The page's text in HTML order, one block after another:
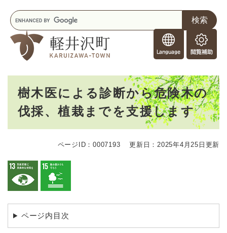
o
r
e
i
g
n
閲
覧
助
キ
ー
ワ
樹木医による診断から危険木の
伐採、植栽までを支援します
ページID：0007193 更新日：2025年4月25日更新
ページ内目次